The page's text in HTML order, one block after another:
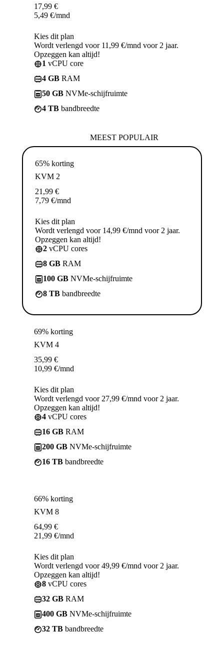
17,99 €
5,49 €/mnd
Kies dit plan
Wordt verlengd voor 11,99 €/mnd voor 2 jaar.
Opzeggen kan altijd!
1 vCPU core
4 GB RAM
50 GB NVMe-schijfruimte
4 TB bandbreedte
MEEST POPULAIR
65% korting
KVM 2
21,99 €
7,79 €/mnd
Kies dit plan
Wordt verlengd voor 14,99 €/mnd voor 2 jaar.
Opzeggen kan altijd!
2 vCPU cores
8 GB RAM
100 GB NVMe-schijfruimte
8 TB bandbreedte
69% korting
KVM 4
35,99 €
10,99 €/mnd
Kies dit plan
Wordt verlengd voor 27,99 €/mnd voor 2 jaar.
Opzeggen kan altijd!
4 vCPU cores
16 GB RAM
200 GB NVMe-schijfruimte
16 TB bandbreedte
66% korting
KVM 8
64,99 €
21,99 €/mnd
Kies dit plan
Wordt verlengd voor 49,99 €/mnd voor 2 jaar.
Opzeggen kan altijd!
8 vCPU cores
32 GB RAM
400 GB NVMe-schijfruimte
32 TB bandbreedte